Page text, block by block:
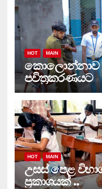
HOT MAIN
කොලොන්නාව
පවිත්‍රකරණයට
HOT MAIN
උසස් පෙළ
ප්‍රකාශයක් ..